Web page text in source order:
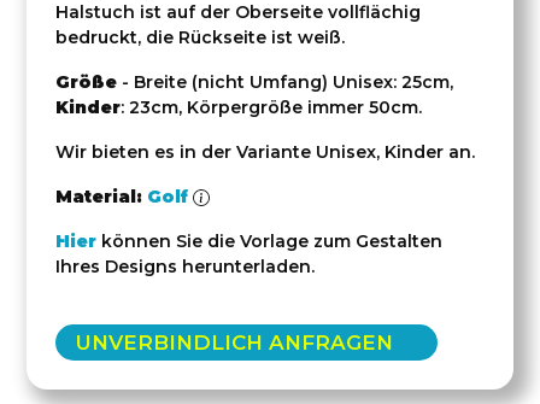
Halstuch ist auf der Oberseite vollflächig
bedruckt, die Rückseite ist weiß.
Größe - Breite (nicht Umfang) Unisex: 25cm,
Kinder: 23cm, Körpergröße immer 50cm.
Wir bieten es in der Variante Unisex, Kinder an.
Material: Golf
Hier können Sie die Vorlage zum Gestalten
Ihres Designs herunterladen.
UNVERBINDLICH ANFRAGEN